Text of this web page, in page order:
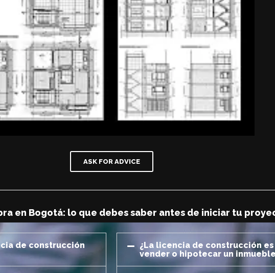
ASK FOR ADVICE
en Bogotá: lo que debes saber antes de iniciar tu
de construcción
¿La licencia de construcción
vender o hipotecar un